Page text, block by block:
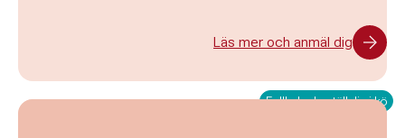
Läs mer och anmäl dig
Fullbokad - ställ dig i kö